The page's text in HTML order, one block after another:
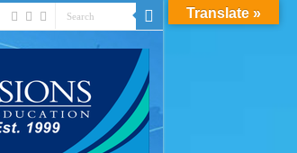
Translate »